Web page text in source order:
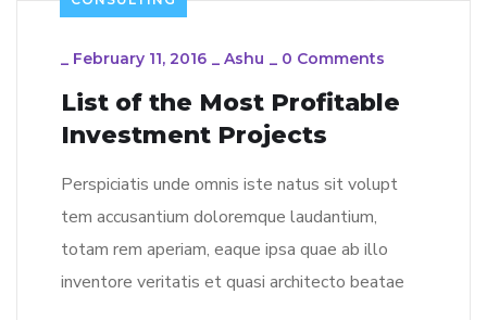
_ February 11, 2016 _ Ashu _ 0 Comments
List of the Most Profitable
Investment Projects
Perspiciatis unde omnis iste natus sit volupt
tem accusantium doloremque laudantium,
totam rem aperiam, eaque ipsa quae ab illo
inventore veritatis et quasi architecto beatae